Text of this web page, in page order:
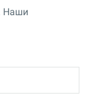
Наши